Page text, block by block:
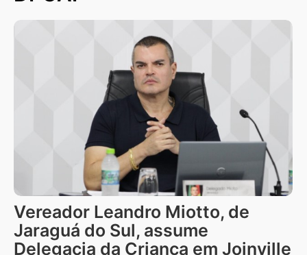
Vereador Leandro Miotto, de
Jaraguá do Sul, assume
Delegacia da Criança em Joinville